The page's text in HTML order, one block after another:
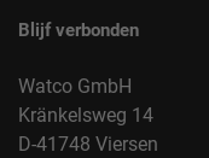
Blijf verbonden
Watco GmbH
Kränkelsweg 14
D-41748 Viersen